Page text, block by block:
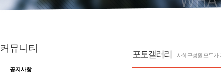
커뮤니티
공지사항
포토갤러리 사회 구성원 모두가